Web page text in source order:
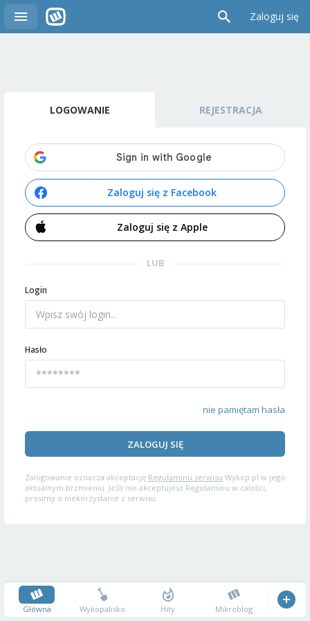
Zaloguj się
LOGOWANIE REJESTRACJA
Zaloguj się z Facebook
Zaloguj się z Apple
LUB
Login
Hasło
nie pamiętam hasła
ZALOGUJ SIĘ
Zalogowanie oznacza akceptację Regulaminu serwisu Wykop.pl w jego
aktualnym brzmieniu. Jeśli nie akceptujesz Regulaminu w całości,
prosimy o niekorzystanie z serwisu.
Główna Wykopalisko Hity Mikroblog